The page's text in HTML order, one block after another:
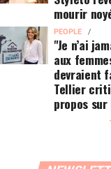
mourir
PEOPLE
"Je n’ai
aux
devraient
Tellier
propos